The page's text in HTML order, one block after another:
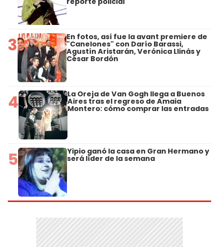
3 En fotos, así fue la avant premiere de
"Canelones" con Darío Barassi,
Agustín Aristarán, Verónica Llinás y
César Bordón
4 La Oreja de Van Gogh llega a Buenos
Aires tras el regreso de Amaia
Montero: cómo comprar las entradas
5 Yipio ganó la casa en Gran Hermano y
será líder de la semana